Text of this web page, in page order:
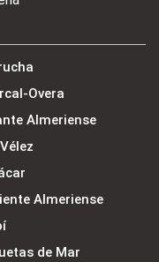
Overa
Almeriense
Almeriense
de Mar